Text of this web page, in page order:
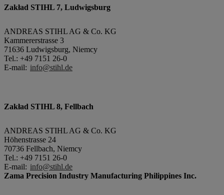
Zakład STIHL 7, Ludwigsburg
ANDREAS STIHL AG & Co. KG
Kammererstrasse 3
71636 Ludwigsburg, Niemcy
Tel.: +49 7151 26-0
E-mail: info@stihl.de
Zakład STIHL 8, Fellbach
ANDREAS STIHL AG & Co. KG
Höhenstrasse 24
70736 Fellbach, Niemcy
Tel.: +49 7151 26-0
E-mail: info@stihl.de
Zama Precision Industry Manufacturing Philippines Inc.